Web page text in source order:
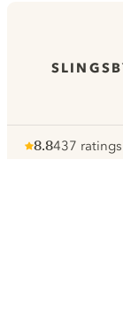
8.8437 ratings